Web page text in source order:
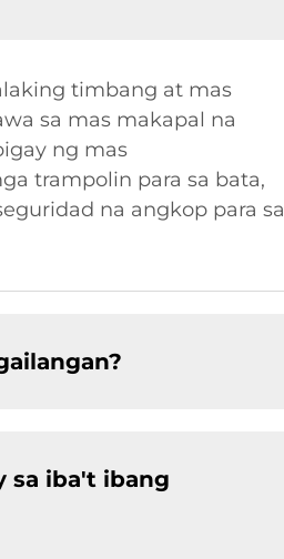
timbang at mas
sa mas makapal na
ng mas
trampolin para sa bata,
na angkop para sa
sa iba't ibang